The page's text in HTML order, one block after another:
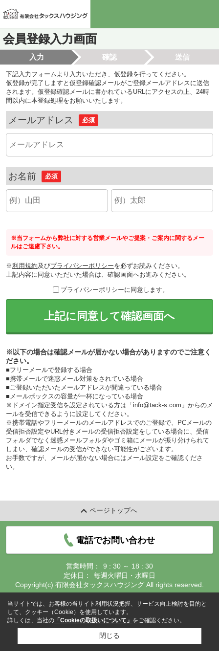
会員登録入力画面
入力 確認 送信
下記入力フォームより入力いただき、仮登録を行ってください。
仮登録が完了しますと仮登録確認メールがご登録メールアドレスに送信
されます。仮登録確認メールに書かれているURLにアクセスの上、24時
間以内に本登録処理をお願いいたします。
メールアドレス 必須
お名前 必須
※当フォームから弊社に対する営業メールやご提案・ご案内に関するメー
ルはご遠慮下さい。
※利用規約及びプライバシーポリシーを必ずお読みください。
上記内容に同意いただいた場合は、確認画面へお進みください。
プライバシーポリシーに同意します。
上記に同意して確認画面へ
※以下の場合は確認メールが届かない場合がありますのでご注意く
ださい。
■フリーメールで登録する場合
■携帯メールで迷惑メール対策をされている場合
■ご登録いただいたメールアドレスが間違っている場合
■メールボックスの容量が一杯になっている場合
※ドメイン指定受信を設定されている方は「info@tack-s.com」からのメ
ールを受信できるように設定してください。
※携帯電話やフリーメールのメールアドレスでのご登録で、PCメールの
受信拒否設定やURL付きメールの受信拒否設定をしている場合に、受信
フォルダでなく迷惑メールフォルダやゴミ箱にメールが振り分けられて
しまい、確認メールの受信ができない可能性がございます。
お手数ですが、メールが届かない場合にはメール設定をご確認くださ
い。
ページトップへ
電話でお問い合わせ
営業時間：
9 : 30 ～ 18 : 30
定休日：
毎週火曜日・水曜日
Copyright(c) 有限会社タックスハウジング All rights reserved.
当サイトでは、お客様の当サイト利用状況把握、サービス向上検討を目的と
して、クッキー（Cookie）を使用しています。
詳しくは、当社の 「Cookieの取扱いについて」 をご確認ください。
閉じる